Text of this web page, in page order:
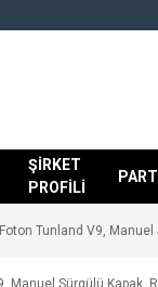
ŞİRKET
PROFİLİ
Foton Tunland V9,